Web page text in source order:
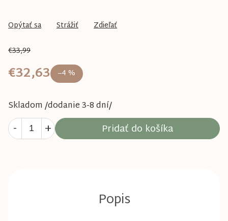
€33,99
–4 %
€32,63
Skladom /dodanie 3-8 dní/
Pridať do košíka
Opýtať sa Strážiť Zdieľať